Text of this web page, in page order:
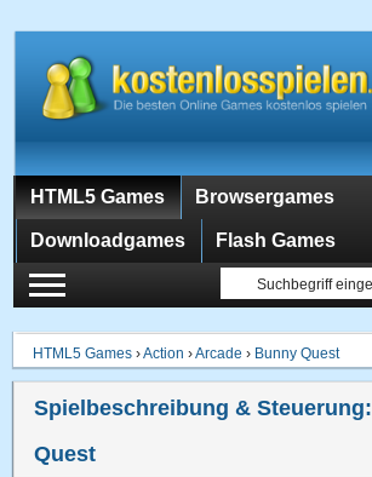
HTML5 Games Browsergames
Downloadgames Flash Games
HTML5 Games ›Action ›Arcade › Bunny Quest
Spielbeschreibung & Steuerung:
Quest